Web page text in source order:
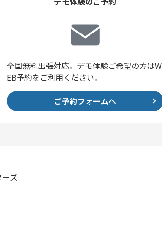
全国無料出張対応。デモ体験ご希望の方はW
EB予約をご利用ください。
ご予約フォームへ
ズ